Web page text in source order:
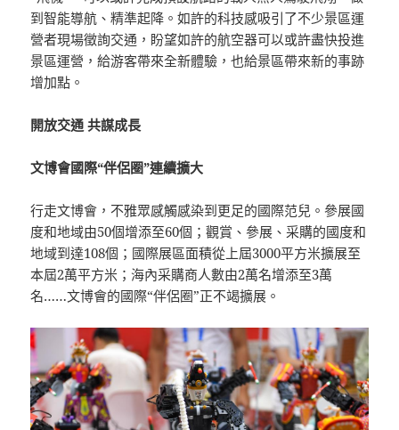
到智能導航、精準起降。如許的科技感吸引了不少景區運
營者現場徵詢交通，盼望如許的航空器可以或許盡快投進
景區運營，給游客帶來全新體驗，也給景區帶來新的事跡
增加點。
開放交通 共謀成長
文博會國際“伴侶圈”連續擴大
行走文博會，不雅眾感觸感染到更足的國際范兒。參展國
度和地域由50個增添至60個；觀賞、參展、采購的國度和
地域到達108個；國際展區面積從上屆3000平方米擴展至
本屆2萬平方米；海內采購商人數由2萬名增添至3萬
名……文博會的國際“伴侶圈”正不竭擴展。